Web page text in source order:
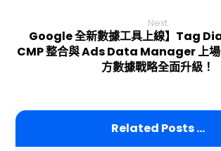
Next
Google 全新數據工具上線】Tag
CMP 整合與 Ads Data Manager 上場
方數據戰略全面升級！
Related Posts ...